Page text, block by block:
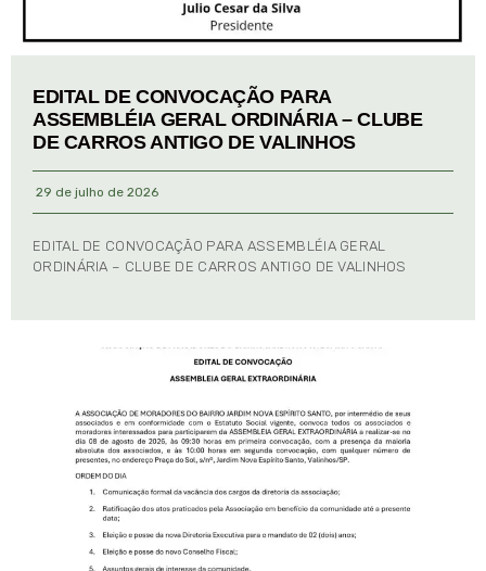
EDITAL DE CONVOCAÇÃO PARA
ASSEMBLÉIA GERAL ORDINÁRIA – CLUBE
DE CARROS ANTIGO DE VALINHOS
29 de julho de 2026
EDITAL DE CONVOCAÇÃO PARA ASSEMBLÉIA GERAL
ORDINÁRIA – CLUBE DE CARROS ANTIGO DE VALINHOS